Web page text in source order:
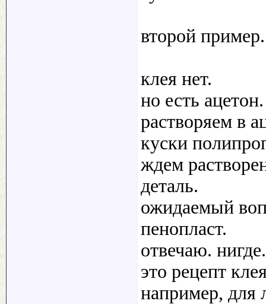
второй пример.
клея нет.
но есть
растворяем в
куски
ждем
деталь.
ожидаемый
пенопласт.
отвечаю. нигде.
это рецепт
например, для